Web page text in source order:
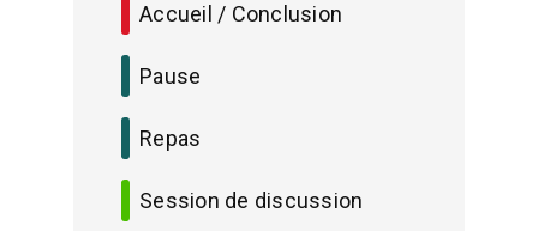
Accueil / Conclusion
Pause
Repas
Session de discussion